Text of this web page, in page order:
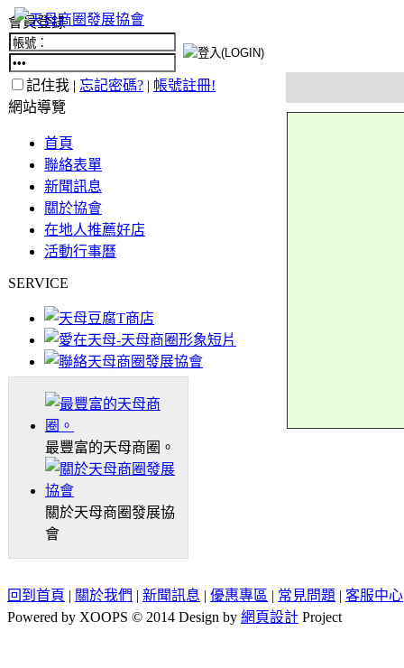
會員登錄
記住我 | 忘記密碼? | 帳號註冊!
網站導覽
首頁
聯絡表單
新聞訊息
關於協會
在地人推薦好店
活動行事曆
SERVICE
最豐富的天母商圈。
關於天母商圈發展協
會
回到首頁 | 關於我們 | 新聞訊息 | 優惠專區 | 常見問題 | 客服中心
Powered by XOOPS © 2014 Design by 網頁設計 Project